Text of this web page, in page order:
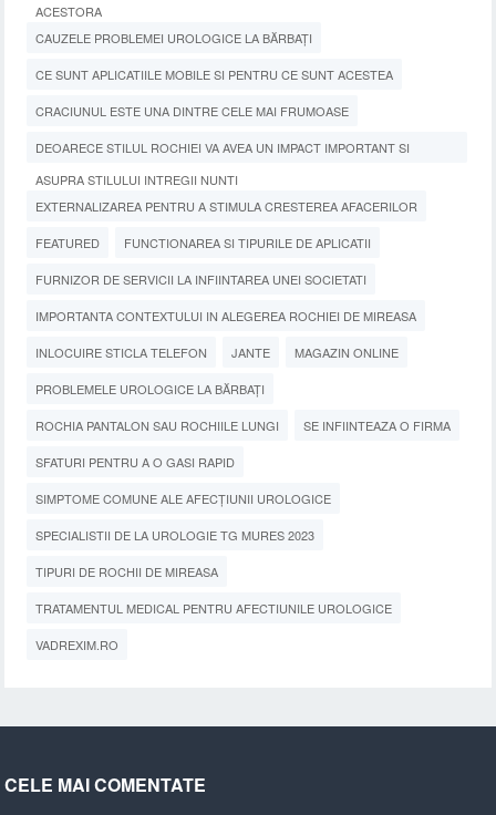
ACESTORA
CAUZELE PROBLEMEI UROLOGICE LA BĂRBAȚI
CE SUNT APLICATIILE MOBILE SI PENTRU CE SUNT ACESTEA
CRACIUNUL ESTE UNA DINTRE CELE MAI FRUMOASE
DEOARECE STILUL ROCHIEI VA AVEA UN IMPACT IMPORTANT SI
ASUPRA STILULUI INTREGII NUNTI
EXTERNALIZAREA PENTRU A STIMULA CRESTEREA AFACERILOR
FEATURED FUNCTIONAREA SI TIPURILE DE APLICATII
FURNIZOR DE SERVICII LA INFIINTAREA UNEI SOCIETATI
IMPORTANTA CONTEXTULUI IN ALEGEREA ROCHIEI DE MIREASA
INLOCUIRE STICLA TELEFON JANTE MAGAZIN ONLINE
PROBLEMELE UROLOGICE LA BĂRBAȚI
ROCHIA PANTALON SAU ROCHIILE LUNGI SE INFIINTEAZA O FIRMA
SFATURI PENTRU A O GASI RAPID
SIMPTOME COMUNE ALE AFECȚIUNII UROLOGICE
SPECIALISTII DE LA UROLOGIE TG MURES 2023
TIPURI DE ROCHII DE MIREASA
TRATAMENTUL MEDICAL PENTRU AFECTIUNILE UROLOGICE
VADREXIM.RO
CELE MAI COMENTATE